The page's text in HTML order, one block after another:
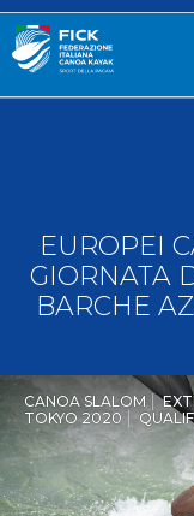
EUROPEI
GIORNATA
BARCHE
CANOA SLALOM
TOKYO 2020